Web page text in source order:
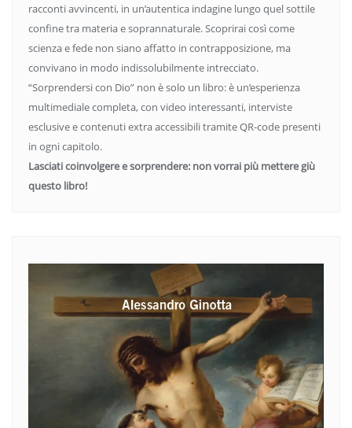
racconti avvincenti, in un’autentica indagine lungo quel sottile
confine tra materia e soprannaturale. Scoprirai così come
scienza e fede non siano affatto in contrapposizione, ma
convivano in modo indissolubilmente intrecciato.
“Sorprendersi con Dio” non è solo un libro: è un’esperienza
multimediale completa, con video interessanti, interviste
esclusive e contenuti extra accessibili tramite QR-code presenti
in ogni capitolo.
Lasciati coinvolgere e sorprendere: non vorrai più mettere giù
questo libro!